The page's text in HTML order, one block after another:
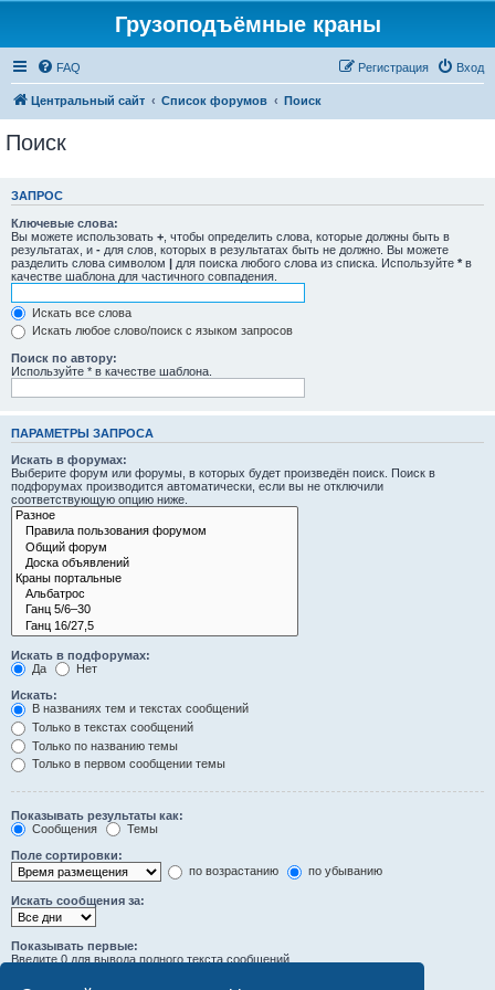
Грузоподъёмные краны
FAQ Вход
Регистрация
Центральный сайт Список форумов Поиск
Поиск
ЗАПРОС
Ключевые слова:
Вы можете использовать + , чтобы определить слова, которые должны быть в
результатах, и - для слов, которых в результатах быть не должно. Вы можете
разделить слова символом | для поиска любого слова из списка. Используйте * в
качестве шаблона для частичного совпадения.
Искать все слова
Искать любое слово/поиск с языком запросов
Поиск по автору:
Используйте * в качестве шаблона.
ПАРАМЕТРЫ ЗАПРОСА
Искать в форумах:
Выберите форум или форумы, в которых будет произведён поиск. Поиск в
подфорумах производится автоматически, если вы не отключили
соответствующую опцию ниже.
Искать в подфорумах:
Да
Нет
Искать:
В названиях тем и текстах сообщений
Только в текстах сообщений
Только по названию темы
Только в первом сообщении темы
Показывать результаты как:
Сообщения
Темы
Поле сортировки:
по возрастанию
по убыванию
Искать сообщения за:
Показывать первые:
Введите 0 для вывода полного текста сообщений.